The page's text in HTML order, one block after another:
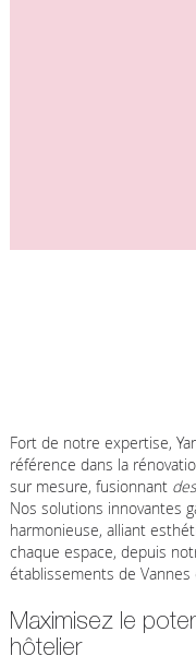
Fort de notre expertise,
référence dans la
sur mesure, fusionnant
Nos solutions innovantes
harmonieuse, alliant
chaque espace, depuis
établissements de
Maximisez le
hôtelier